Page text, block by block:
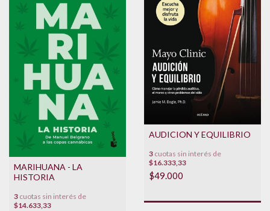
MARIHUANA - LA
HISTORIA
3 cuotas sin interés de
$14.633,33
AUDICION Y EQUILIBRIO
3 cuotas sin interés de
$16.333,33
$49.000